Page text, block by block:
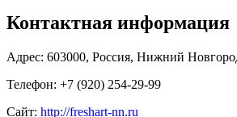
Контактная информация
Адрес: 603000, Россия, Нижний
Телефон: +7 (920) 254-29-99
Сайт: http://freshart-nn.ru